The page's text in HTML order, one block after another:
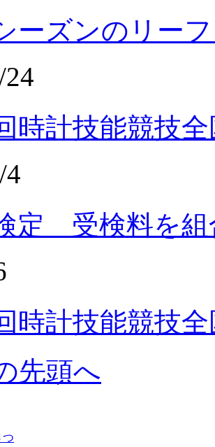
ーズンのリー
時計技能競技
4
定 受検料を組
時計技能競技
先頭へ
つ